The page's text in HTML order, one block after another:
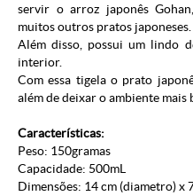
servir o arroz japonês
muitos outros pratos japoneses.
Além disso, possui um lindo
interior.
Com essa tigela o prato
além de deixar o ambiente mais
Características:
Peso: 150gramas
Capacidade: 500mL
Dimensões: 14 cm (diametro) x